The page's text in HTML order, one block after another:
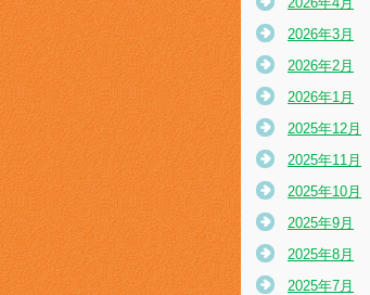
2026年3月
2026年2月
2026年1月
2025年12月
2025年11月
2025年10月
2025年9月
2025年8月
2025年7月